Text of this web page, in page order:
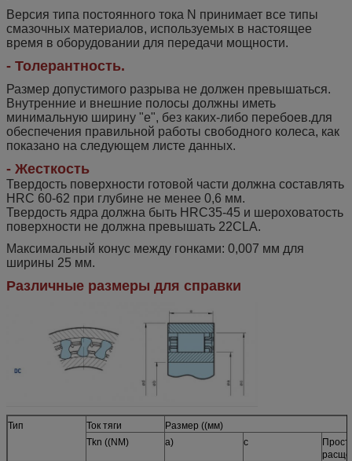
Версия типа постоянного тока N принимает все типы
смазочных материалов, используемых в настоящее
время в оборудовании для передачи мощности.
- Толерантность.
Размер допустимого разрыва не должен превышаться.
Внутренние и внешние полосы должны иметь
минимальную ширину "e", без каких-либо перебоев.для
обеспечения правильной работы свободного колеса, как
показано на следующем листе данных.
- Жесткость
Твердость поверхности готовой части должна составлять
HRC 60-62 при глубине не менее 0,6 мм.
Твердость ядра должна быть HRC35-45 и шероховатость
поверхности не должна превышать 22CLA.
Максимальный конус между гонками: 0,007 мм для
ширины 25 мм.
Различные размеры для справки
Тип Ток тяги
Размер ((мм)
Tkn ((NM)
а) c